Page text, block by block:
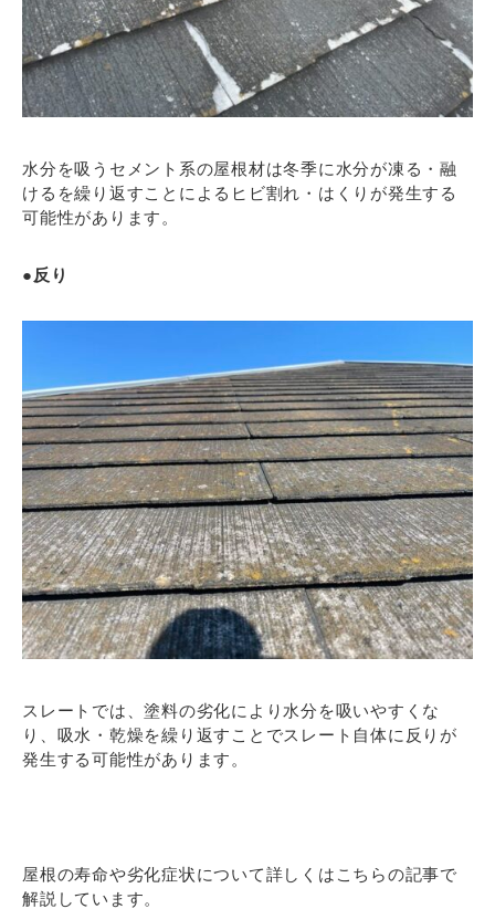
水分を吸うセメント系の屋根材は冬季に水分が凍る・融
けるを繰り返すことによるヒビ割れ・はくりが発生する
可能性があります。
●反り
スレートでは、塗料の劣化により水分を吸いやすくな
り、吸水・乾燥を繰り返すことでスレート自体に反りが
発生する可能性があります。
屋根の寿命や劣化症状について詳しくはこちらの記事で
解説しています。